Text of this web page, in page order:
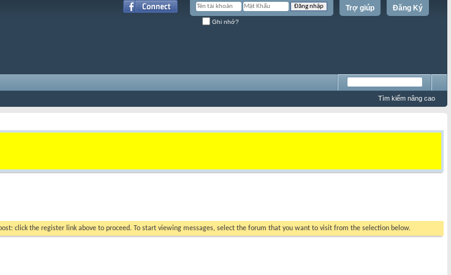
Đăng Ký
Trợ giúp
Ghi nhớ?
Tìm kiếm nâng cao
click the register link above to proceed. To start viewing messages, select the forum that you want to visit from the selection below.